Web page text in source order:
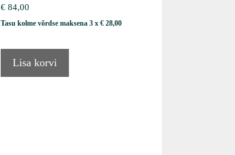
€84,00
Tasu kolme võrdse maksena 3 x €28,00
Lisa korvi